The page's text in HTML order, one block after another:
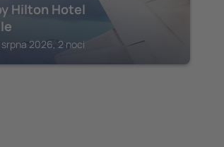
Hilton Hotel
srpna 2026, 2 noci